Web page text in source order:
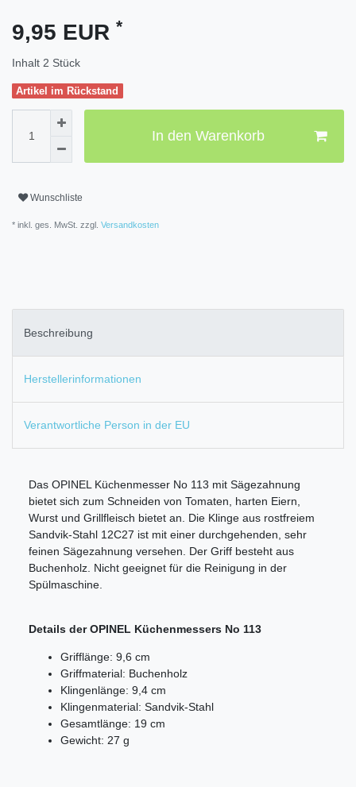
9,95 EUR *
Inhalt 2 Stück
Artikel im Rückstand
In den Warenkorb
Wunschliste
* inkl. ges. MwSt. zzgl. Versandkosten
Beschreibung
Herstellerinformationen
Verantwortliche Person in der EU
Das OPINEL Küchenmesser No 113 mit Sägezahnung
bietet sich zum Schneiden von Tomaten, harten Eiern,
Wurst und Grillfleisch bietet an. Die Klinge aus rostfreiem
Sandvik-Stahl 12C27 ist mit einer durchgehenden, sehr
feinen Sägezahnung versehen. Der Griff besteht aus
Buchenholz. Nicht geeignet für die Reinigung in der
Spülmaschine.
Details der OPINEL Küchenmessers No 113
Grifflänge: 9,6 cm
Griffmaterial: Buchenholz
Klingenlänge: 9,4 cm
Klingenmaterial: Sandvik-Stahl
Gesamtlänge: 19 cm
Gewicht: 27 g